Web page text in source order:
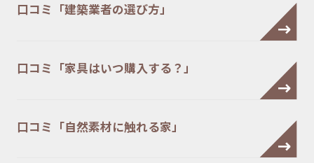
口コミ「建築業者の選び方」
口コミ「家具はいつ購入する？」
口コミ「自然素材に触れる家」